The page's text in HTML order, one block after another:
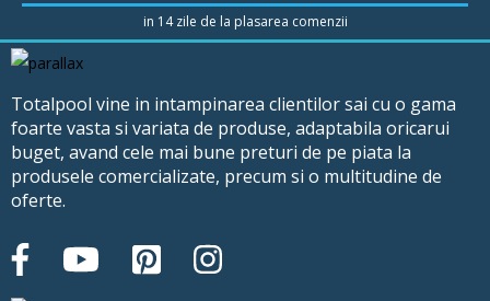
in 14 zile de la plasarea comenzii
Totalpool vine in intampinarea clientilor sai cu o gama
foarte vasta si variata de produse, adaptabila oricarui
buget, avand cele mai bune preturi de pe piata la
produsele comercializate, precum si o multitudine de
oferte.